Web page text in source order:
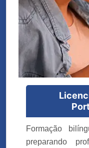
Formação
preparando